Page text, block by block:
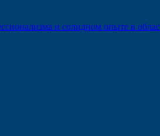
и солидном опыте в